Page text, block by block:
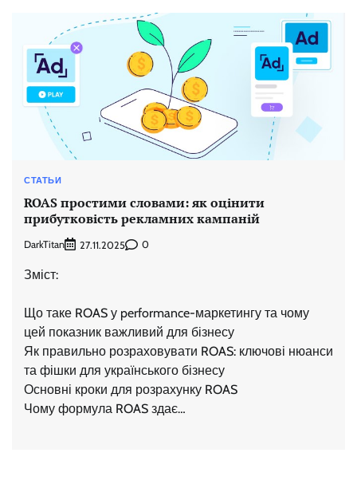
СТАТЬИ
ROAS простими словами: як оцінити
прибутковість рекламних кампаній
DarkTitan 27.11.2025 0
Зміст:
Що таке ROAS у performance-маркетингу та чому
цей показник важливий для бізнесу
Як правильно розраховувати ROAS: ключові нюанси
та фішки для українського бізнесу
Основні кроки для розрахунку ROAS
Чому формула ROAS здає…